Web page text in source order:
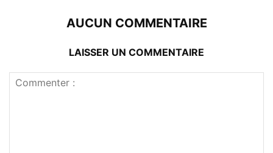
AUCUN COMMENTAIRE
LAISSER UN COMMENTAIRE